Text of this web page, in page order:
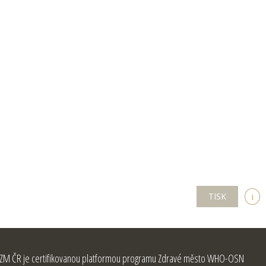
TISK i
ČR je certifikovanou platformou programu Zdravé město WHO-OSN